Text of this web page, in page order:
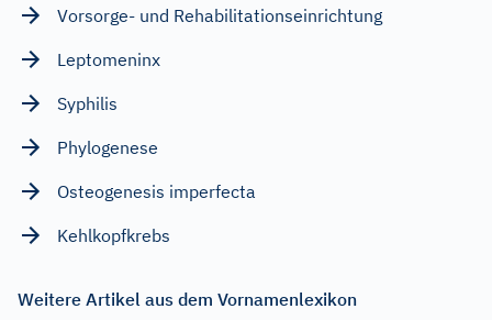
Vorsorge- und Rehabilitationseinrichtung
Leptomeninx
Syphilis
Phylogenese
Osteogenesis imperfecta
Kehlkopfkrebs
Weitere Artikel aus dem Vornamenlexikon